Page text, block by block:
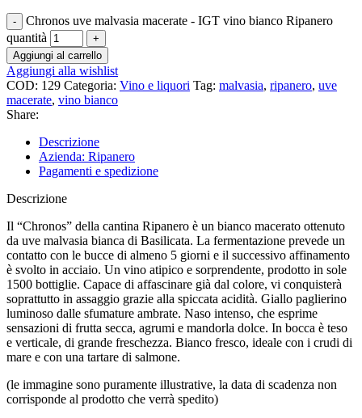
Chronos uve malvasia macerate - IGT vino bianco Ripanero
quantità
Aggiungi al carrello
Aggiungi alla wishlist
COD: 129 Categoria: Vino e liquori Tag: malvasia, ripanero, uve
macerate, vino bianco
Share:
Descrizione
Azienda: Ripanero
Pagamenti e spedizione
Descrizione
Il “Chronos” della cantina Ripanero è un bianco macerato ottenuto
da uve malvasia bianca di Basilicata. La fermentazione prevede un
contatto con le bucce di almeno 5 giorni e il successivo affinamento
è svolto in acciaio. Un vino atipico e sorprendente, prodotto in sole
1500 bottiglie. Capace di affascinare già dal colore, vi conquisterà
soprattutto in assaggio grazie alla spiccata acidità. Giallo paglierino
luminoso dalle sfumature ambrate. Naso intenso, che esprime
sensazioni di frutta secca, agrumi e mandorla dolce. In bocca è teso
e verticale, di grande freschezza. Bianco fresco, ideale con i crudi di
mare e con una tartare di salmone.
(le immagine sono puramente illustrative, la data di scadenza non
corrisponde al prodotto che verrà spedito)